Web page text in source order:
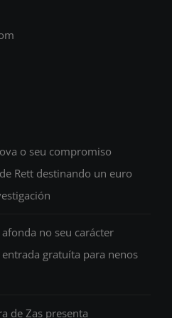
o seu compromiso
Rett destinando un euro
no seu carácter
gratuíta para nenos
de Zas presenta